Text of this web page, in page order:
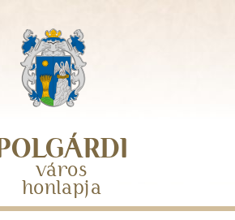
POLGÁRDI
város
honlapja